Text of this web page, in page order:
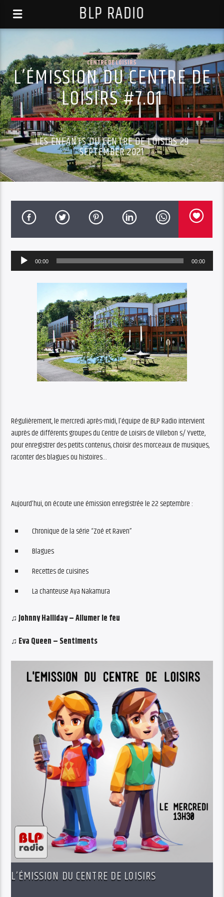
BLP RADIO
CENTRE DE LOISIRS
L’ÉMISSION DU CENTRE DE
LOISIRS #7.01
LES ENFANTS DU CENTRE DE LOISIRS 29
SEPTEMBER 2021
Audio
Player
00:00 00:00
Régulièrement, le mercredi après-midi, l’équipe de BLP Radio intervient
auprès de différents groupes du Centre de Loisirs de Villebon s/ Yvette,
pour enregistrer des petits contenus, choisir des morceaux de musiques,
raconter des blagues ou histoires…
Aujourd’hui, on écoute une émission enregistrée le 22 septembre :
Chronique de la série “Zoé et Raven”
Blagues
Recettes de cuisines
La chanteuse Aya Nakamura
♫ Johnny Halliday – Allumer le feu
♫ Eva Queen – Sentiments
L’ÉMISSION DU CENTRE DE LOISIRS